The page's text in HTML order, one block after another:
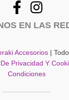
EN LAS
Accesorios |
Privacidad Y
Condiciones